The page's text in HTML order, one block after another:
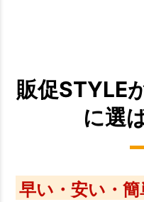
販促STYLE
に選
早い・安い・簡